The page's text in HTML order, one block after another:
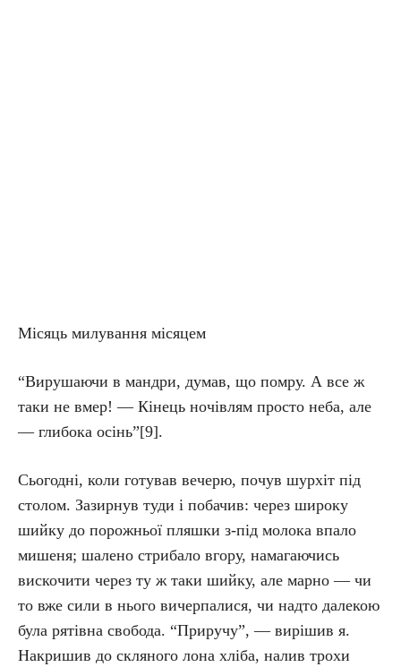
Місяць милування місяцем
“Вирушаючи в мандри, думав, що помру. А все ж
таки не вмер! — Кінець ночівлям просто неба, але
— глибока осінь”[9].
Сьогодні, коли готував вечерю, почув шурхіт під
столом. Зазирнув туди і побачив: через широку
шийку до порожньої пляшки з-під молока впало
мишеня; шалено стрибало вгору, намагаючись
вискочити через ту ж таки шийку, але марно — чи
то вже сили в нього вичерпалися, чи надто далекою
була рятівна свобода. “Приручу”, — вирішив я.
Накришив до скляного лона хліба, налив трохи